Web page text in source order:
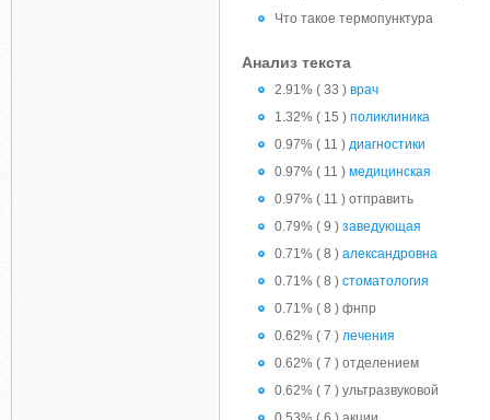
Что такое термопунктура
Анализ текста
2.91% ( 33 ) врач
1.32% ( 15 ) поликлиника
0.97% ( 11 ) диагностики
0.97% ( 11 ) медицинская
0.97% ( 11 ) отправить
0.79% ( 9 ) заведующая
0.71% ( 8 ) александровна
0.71% ( 8 ) стоматология
0.71% ( 8 ) фнпр
0.62% ( 7 ) лечения
0.62% ( 7 ) отделением
0.62% ( 7 ) ультразвуковой